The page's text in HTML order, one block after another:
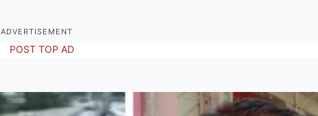
ADVERTISEMENT